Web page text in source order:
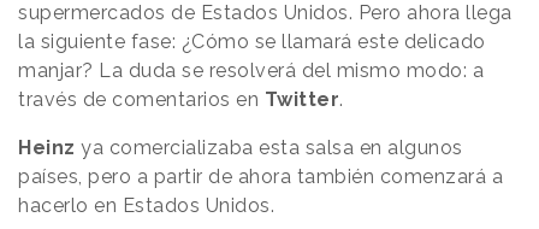
supermercados de Estados Unidos. Pero ahora llega
la siguiente fase: ¿Cómo se llamará este delicado
manjar? La duda se resolverá del mismo modo: a
través de comentarios en Twitter.
Heinz ya comercializaba esta salsa en algunos
países, pero a partir de ahora también comenzará a
hacerlo en Estados Unidos.